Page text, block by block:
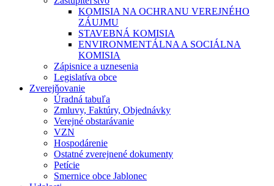
KOMISIA NA OCHRANU VEREJNÉHO
ZÁUJMU
STAVEBNÁ KOMISIA
ENVIRONMENTÁLNA A SOCIÁLNA
KOMISIA
Zápisnice a uznesenia
Legislatíva obce
Zverejňovanie
Úradná tabuľa
Zmluvy, Faktúry, Objednávky
Verejné obstarávanie
VZN
Hospodárenie
Ostatné zverejnené dokumenty
Petície
Smernice obce Jablonec